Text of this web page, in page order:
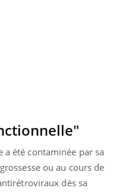
a été contaminée par sa
ou au cours de
dès sa